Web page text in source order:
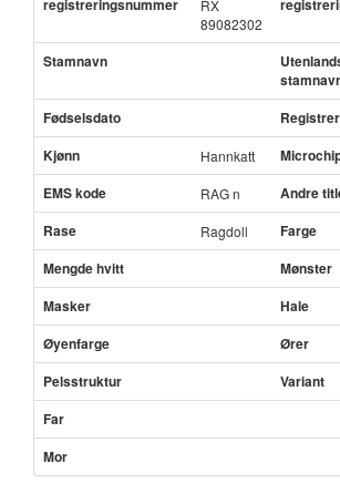
registreringsnummer
RX
89082302
Stamnavn
Fødselsdato
Kjønn
Hannkatt
EMS kode
RAG n
Andre
Rase
Ragdoll Farge
Mengde hvitt
Mønster
Masker
Hale
Øyenfarge
Ører
Pelsstruktur
Variant
Far
Mor